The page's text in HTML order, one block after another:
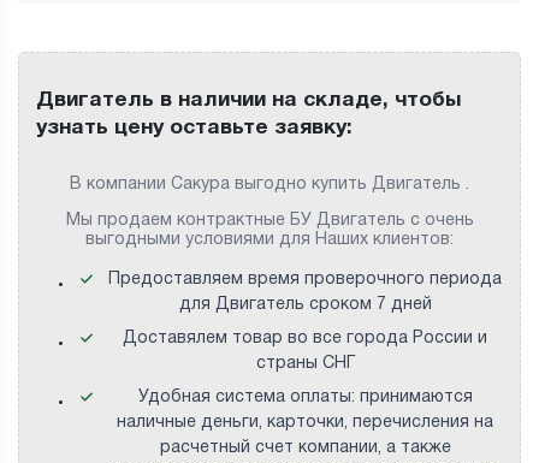
Двигатель в наличии на складе, чтобы
узнать цену оставьте заявку:
В компании Сакура выгодно купить Двигатель .
Мы продаем контрактные БУ Двигатель с очень
выгодными условиями для Наших клиентов:
Предоставляем время проверочного периода
для Двигатель сроком 7 дней
Доставялем товар во все города России и
страны СНГ
Удобная система оплаты: принимаются
наличные деньги, карточки, перечисления на
расчетный счет компании, а также